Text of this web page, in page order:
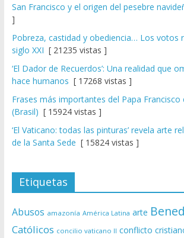
San Francisco y el origen del pesebre
]
Pobreza, castidad y obediencia… Los votos
siglo XXI [ 21235 vistas ]
‘El Dador de Recuerdos’: Una realidad que
hace humanos [ 17268 vistas ]
Frases más importantes del Papa Francisco
(Brasil) [ 15924 vistas ]
‘El Vaticano: todas las pinturas’ revela arte
de la Santa Sede [ 15824 vistas ]
Etiquetas
Abusos amazonía América Latina arte
Católicos concilio vaticano II conflicto